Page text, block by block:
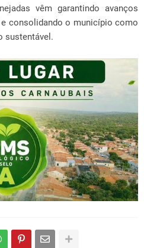
vêm garantindo avanços
consolidando o município como
sustentável.